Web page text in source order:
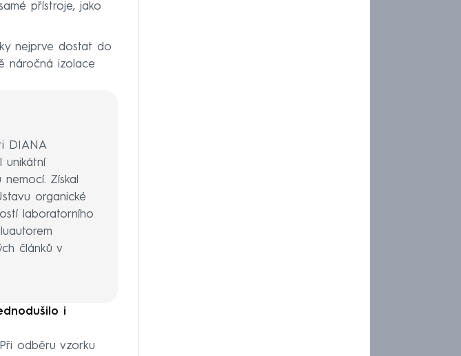
přístroje, jako
nejprve dostat do
náročná izolace
DIANA
unikátní
Získal
organické
laboratorního
článků v
i
odběru vzorku